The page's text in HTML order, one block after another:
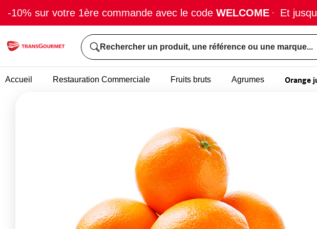
-10% sur votre 1ère commande avec le code WELCOME · Et
Rechercher un produit, une référence ou une marque...
Accueil Restauration Commerciale Fruits bruts Agrumes Orange